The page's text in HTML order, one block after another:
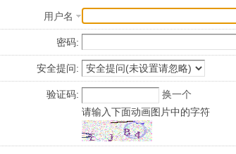
用户名
密码:
安全提问:
验证码:
换一个
请输入下面动画图片中的字符